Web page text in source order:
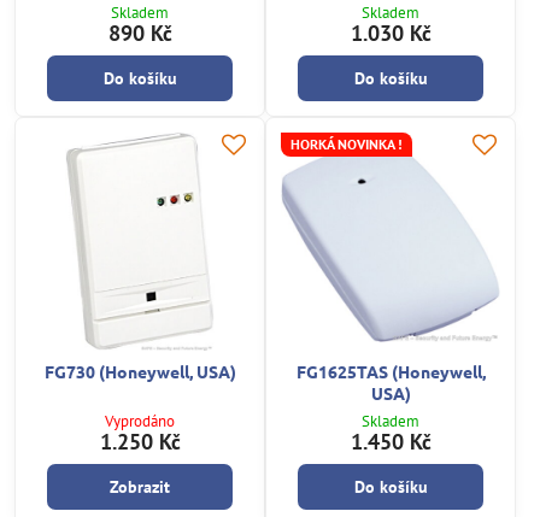
Skladem
890 Kč
Do košíku
Skladem
1.030 Kč
Do košíku
FG730 (Honeywell, USA)
Vyprodáno
1.250 Kč
Zobrazit
HORKÁ NOVINKA !
FG1625TAS (Honeywell,
USA)
Skladem
1.450 Kč
Do košíku